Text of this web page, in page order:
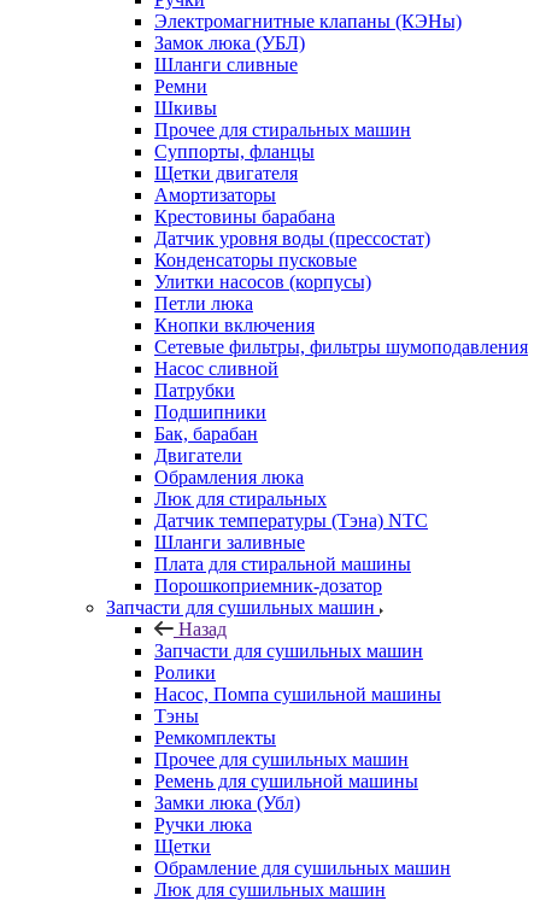
Электромагнитные клапаны (КЭНы)
Замок люка (УБЛ)
Шланги сливные
Ремни
Шкивы
Прочее для стиральных машин
Суппорты, фланцы
Щетки двигателя
Амортизаторы
Крестовины барабана
Датчик уровня воды (прессостат)
Конденсаторы пусковые
Улитки насосов (корпусы)
Петли люка
Кнопки включения
Сетевые фильтры, фильтры шумоподавления
Насос сливной
Патрубки
Подшипники
Бак, барабан
Двигатели
Обрамления люка
Люк для стиральных
Датчик температуры (Тэна) NTC
Шланги заливные
Плата для стиральной машины
Порошкоприемник-дозатор
Запчасти для сушильных машин
Назад
Запчасти для сушильных машин
Ролики
Насос, Помпа сушильной машины
Тэны
Ремкомплекты
Прочее для сушильных машин
Ремень для сушильной машины
Замки люка (Убл)
Ручки люка
Щетки
Обрамление для сушильных машин
Люк для сушильных машин